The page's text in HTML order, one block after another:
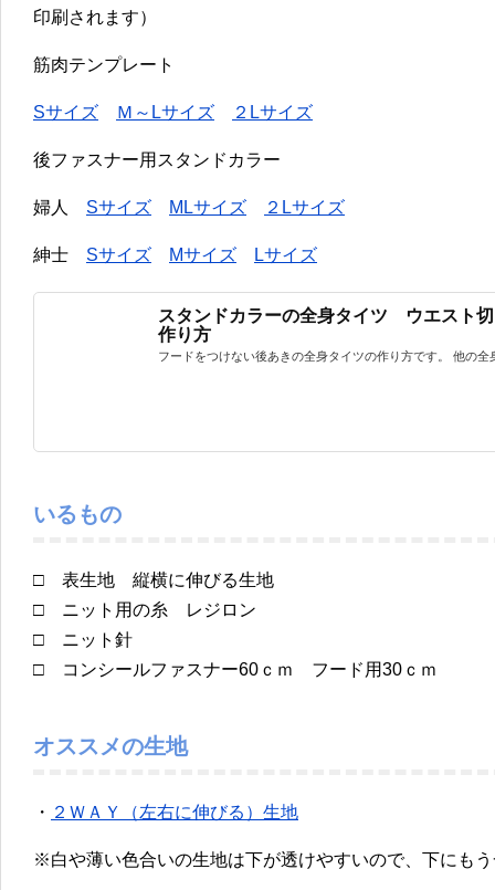
印刷されます）
筋肉テンプレート
Sサイズ Ｍ～Lサイズ ２Lサイズ
後ファスナー用スタンドカラー
婦人 Sサイズ MLサイズ ２Lサイズ
紳士 Sサイズ Mサイズ Lサイズ
スタンドカラーの全身タイツ ウエスト
作り方
フードをつけない後あきの全身タイツの作り方です。 他の全
いるもの
□ 表生地 縦横に伸びる生地
□ ニット用の糸 レジロン
□ ニット針
□ コンシールファスナー60ｃｍ フード用30ｃｍ
オススメの生地
・ ２ＷＡＹ（左右に伸びる）生地
※白や薄い色合いの生地は下が透けやすいので、下にも